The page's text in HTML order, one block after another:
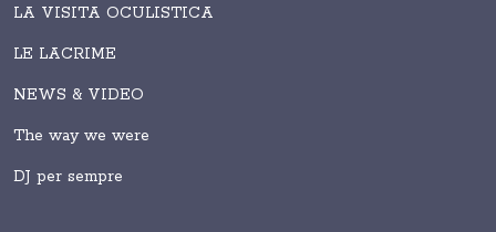
LA VISITA OCULISTICA
LE LACRIME
NEWS & VIDEO
The way we were
DJ per sempre